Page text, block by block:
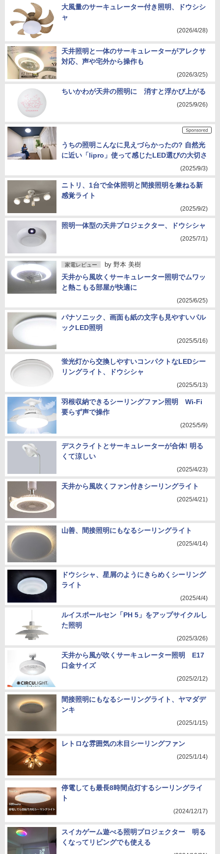
大風量のサーキュレーター付き照明、ドウシシ
ャ
(2026/4/28)
天井照明と一体のサーキュレーターがアレクサ
対応、声や宅外から操作も
(2026/3/25)
ちいかわが天井の照明に 消すと浮かび上がる
(2025/9/26)
うちの照明こんなに見えづらかったの? 自然光
に近い「lipro」使って感じたLED選びの大切さ
(2025/9/3)
ニトリ、1台で全体照明と間接照明を兼ねる新
感覚ライト
(2025/9/2)
照明一体型の天井プロジェクター、ドウシシャ
(2025/7/1)
家電レビュー by 野本 美樹
天井から風吹くサーキュレーター照明でムワッ
と熱こもる部屋が快適に
(2025/6/25)
パナソニック、画面も紙の文字も見やすいパル
ックLED照明
(2025/5/16)
蛍光灯から交換しやすいコンパクトなLEDシー
リングライト、ドウシシャ
(2025/5/13)
羽根収納できるシーリングファン照明 Wi-Fi
要らず声で操作
(2025/5/9)
デスクライトとサーキュレーターが合体! 明る
くて涼しい
(2025/4/23)
天井から風吹くファン付きシーリングライト
(2025/4/21)
山善、間接照明にもなるシーリングライト
(2025/4/14)
ドウシシャ、星屑のようにきらめくシーリング
ライト
(2025/4/4)
ルイスポールセン「PH 5」をアップサイクルし
た照明
(2025/3/26)
天井から風が吹くサーキュレーター照明 E17
口金サイズ
(2025/2/12)
間接照明にもなるシーリングライト、ヤマダデ
ンキ
(2025/1/15)
レトロな雰囲気の木目シーリングファン
(2025/1/14)
停電しても最長8時間点灯するシーリングライ
ト
(2024/12/17)
スイカゲーム遊べる照明プロジェクター 明る
くなってリビングでも使える